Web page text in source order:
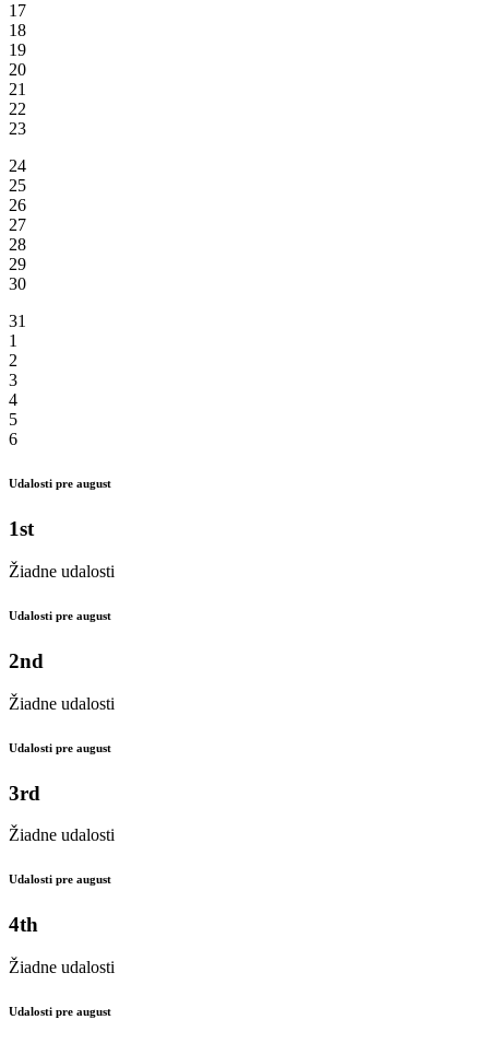
17
18
19
20
21
22
23
24
25
26
27
28
29
30
31
1
2
3
4
5
6
Udalosti pre august
1st
Žiadne udalosti
Udalosti pre august
2nd
Žiadne udalosti
Udalosti pre august
3rd
Žiadne udalosti
Udalosti pre august
4th
Žiadne udalosti
Udalosti pre august